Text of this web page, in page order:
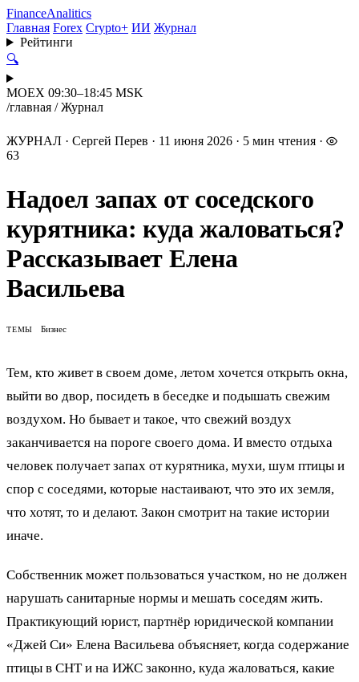
FinanceAnalitics
Главная Forex Crypto+ ИИ Журнал
Рейтинги
🔍
MOEX 09:30–18:45 MSK
/главная / Журнал
ЖУРНАЛ · Сергей Перев · 11 июня 2026 · 5 мин чтения ·
63
Надоел запах от соседского
курятника: куда жаловаться?
Рассказывает Елена
Васильева
ТЕМЫ Бизнес
Тем, кто живет в своем доме, летом хочется открыть окна,
выйти во двор, посидеть в беседке и подышать свежим
воздухом. Но бывает и такое, что свежий воздух
заканчивается на пороге своего дома. И вместо отдыха
человек получает запах от курятника, мухи, шум птицы и
спор с соседями, которые настаивают, что это их земля,
что хотят, то и делают. Закон смотрит на такие истории
иначе.
Собственник может пользоваться участком, но не должен
нарушать санитарные нормы и мешать соседям жить.
Практикующий юрист, партнёр юридической компании
«Джей Си» Елена Васильева объясняет, когда содержание
птицы в СНТ и на ИЖС законно, куда жаловаться, какие